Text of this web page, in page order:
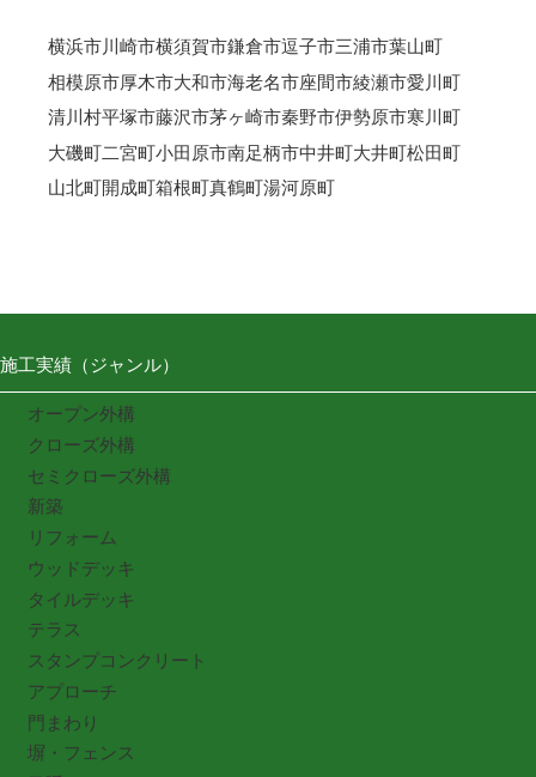
横浜市川崎市横須賀市鎌倉市逗子市三浦市葉山町
相模原市厚木市大和市海老名市座間市綾瀬市愛川町
清川村平塚市藤沢市茅ヶ崎市秦野市伊勢原市寒川町
大磯町二宮町小田原市南足柄市中井町大井町松田町
山北町開成町箱根町真鶴町湯河原町
施工実績（ジャンル）
オープン外構
クローズ外構
セミクローズ外構
新築
リフォーム
ウッドデッキ
タイルデッキ
テラス
スタンプコンクリート
アプローチ
門まわり
塀・フェンス